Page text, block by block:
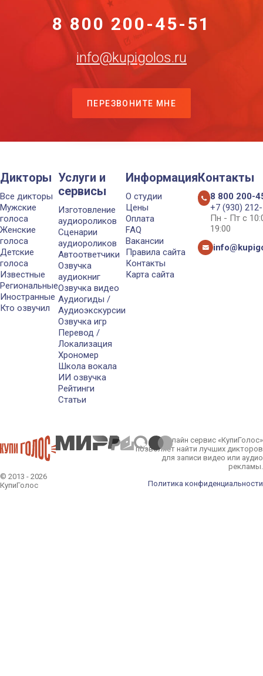
8 800 200-45-51
info@kupigolos.ru
ПЕРЕЗВОНИТЕ МНЕ
Дикторы
Все дикторы
Мужские
голоса
Женские
голоса
Детские
голоса
Известные
Региональные
Иностранные
Кто озвучил
Услуги и
сервисы
Изготовление
аудиороликов
Сценарии
аудиороликов
Автоответчики
Озвучка
аудиокниг
Озвучка видео
Аудиогиды /
Аудиоэкскурсии
Озвучка игр
Перевод /
Локализация
Хрономер
Школа вокала
ИИ озвучка
Рейтинги
Статьи
Информация
О студии
Цены
Оплата
FAQ
Вакансии
Правила сайта
Контакты
Карта сайта
Контакты
8 800 200-
+7 (930)
Пн - Пт с
19:00
© 2013 - 2026
КупиГолос
Онлайн сервис «КупиГолос»
позволяет найти лучших дикторов
для записи видео или аудио
рекламы.
Политика конфиденциальности